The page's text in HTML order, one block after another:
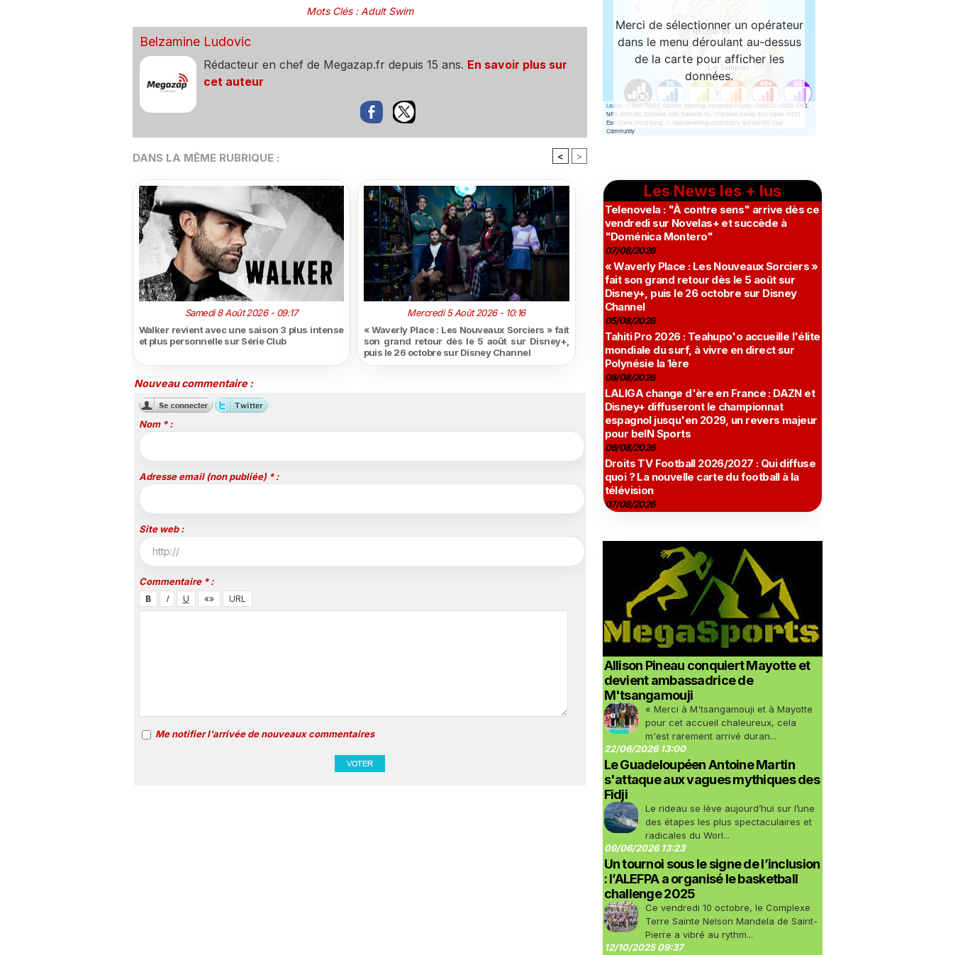
Mots Clés: Adult Swim
Belzamine Ludovic
Rédacteur en chef de Megazap.fr depuis 15 ans. En savoir plus sur
cet auteur
DANS LA MÊME RUBRIQUE : < >
Samedi 8 Août 2026 - 09:17
Walker revient avec une saison 3 plus intense
et plus personnelle sur Série Club
Mercredi 5 Août 2026 - 10:16
« Waverly Place : Les Nouveaux Sorciers » fait
son grand retour dès le 5 août sur Disney+,
puis le 26 octobre sur Disney Channel
Nouveau commentaire :
Nom * :
Adresse email (non publiée) * :
Site web :
Commentaire * :
Me notifier l'arrivée de nouveaux commentaires
Les News les + lus
Telenovela : "À contre sens" arrive dès ce
vendredi sur Novelas+ et succède à
"Doménica Montero"
07/08/2026
« Waverly Place : Les Nouveaux Sorciers »
fait son grand retour dès le 5 août sur
Disney+, puis le 26 octobre sur Disney
Channel
05/08/2026
Tahiti Pro 2026 : Teahupo'o accueille l'élite
mondiale du surf, à vivre en direct sur
Polynésie la 1ère
08/08/2026
LALIGA change d'ère en France : DAZN et
Disney+ diffuseront le championnat
espagnol jusqu'en 2029, un revers majeur
pour beIN Sports
06/08/2026
Droits TV Football 2026/2027 : Qui diffuse
quoi ? La nouvelle carte du football à la
télévision
07/08/2026
Allison Pineau conquiert Mayotte et
devient ambassadrice de
M'tsangamouji
« Merci à M'tsangamouji et à Mayotte
pour cet accueil chaleureux, cela
m'est rarement arrivé duran...
22/06/2026 13:00
Le Guadeloupéen Antoine Martin
s'attaque aux vagues mythiques des
Fidji
Le rideau se lève aujourd’hui sur l’une
des étapes les plus spectaculaires et
radicales du Worl...
09/06/2026 13:23
Un tournoi sous le signe de l’inclusion
: l’ALEFPA a organisé le basketball
challenge 2025
Ce vendredi 10 octobre, le Complexe
Terre Sainte Nelson Mandela de Saint-
Pierre a vibré au rythm...
12/10/2025 09:37